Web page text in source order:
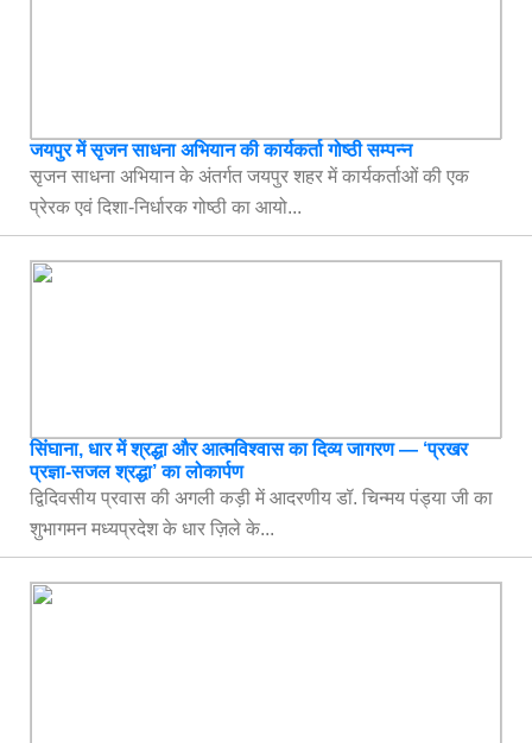
जयपुर में सृजन साधना अभियान की कार्यकर्ता गोष्ठी सम्पन्न
सृजन साधना अभियान के अंतर्गत जयपुर शहर में कार्यकर्ताओं की एक
प्रेरक एवं दिशा-निर्धारक गोष्ठी का आयो...
सिंघाना, धार में श्रद्धा और आत्मविश्वास का दिव्य जागरण — ‘प्रखर
प्रज्ञा-सजल श्रद्धा’ का लोकार्पण
द्विदिवसीय प्रवास की अगली कड़ी में आदरणीय डॉ. चिन्मय पंड्या जी का
शुभागमन मध्यप्रदेश के धार ज़िले के...